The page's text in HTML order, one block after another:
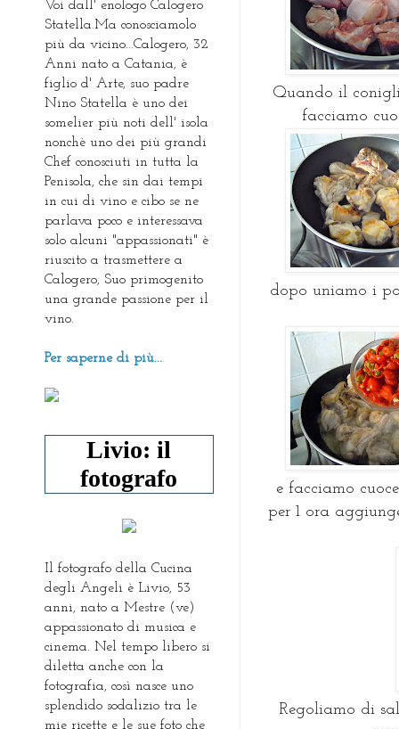
Quando il
facciamo
dopo uniamo i
e facciamo
per 1 ora
Regoliamo di
Voi dall' enologo Calogero
Statella.Ma conosciamolo
più da vicino...Calogero, 32
Anni nato a Catania, è
figlio d' Arte, suo padre
Nino Statella è uno dei
somelier più noti dell' isola
nonchè uno dei più grandi
Chef conosciuti in tutta la
Penisola, che sin dai tempi
in cui di vino e cibo se ne
parlava poco e interessava
solo alcuni "appassionati" è
riuscito a trasmettere a
Calogero, Suo primogenito
una grande passione per il
vino.
Per saperne di più...
Livio: il
fotografo
Il fotografo della Cucina
degli Angeli è Livio, 53
anni, nato a Mestre (ve)
appassionato di musica e
cinema. Nel tempo libero si
diletta anche con la
fotografia, così nasce uno
splendido sodalizio tra le
mie ricette e le sue foto che